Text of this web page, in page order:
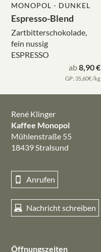
MONOPOL - DUNKEL
Espresso-Blend
Zartbitterschokolade,
fein nussig
ESPRESSO
ab8,90 €
GP: 35,60€ /kg
René Klinger
Kaffee Monopol
Mühlenstraße 55
18439 Stralsund
Anrufen
Nachricht schreiben
Öffnungszeiten